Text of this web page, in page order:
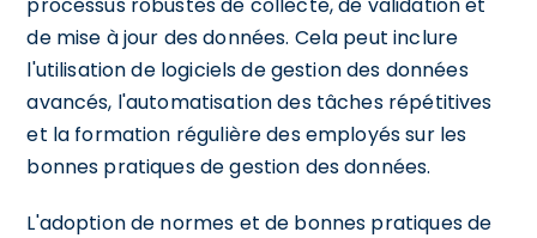
de mise à jour des données. Cela peut inclure
l'utilisation de logiciels de gestion des données
avancés, l'automatisation des tâches répétitives
et la formation régulière des employés sur les
bonnes pratiques de gestion des données.
L'adoption de normes et de bonnes pratiques de